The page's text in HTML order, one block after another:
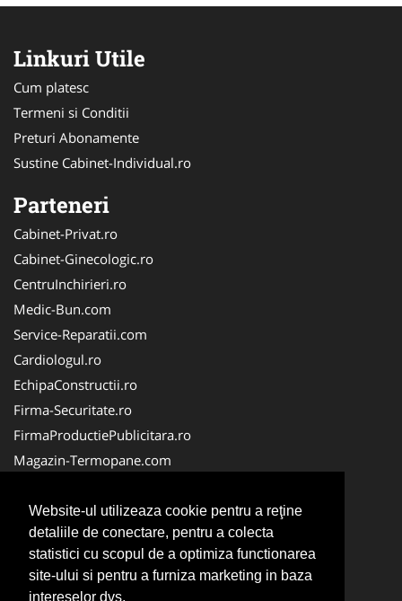
Website-ul utilizeaza cookie pentru a reţine
detaliile de conectare, pentru a colecta
statistici cu scopul de a optimiza functionarea
site-ului si pentru a furniza marketing in baza
intereselor dvs.
Linkuri Utile
Cum platesc
Termeni si Conditii
Preturi Abonamente
Sustine Cabinet-Individual.ro
Parteneri
Cabinet-Privat.ro
Cabinet-Ginecologic.ro
CentruInchirieri.ro
Medic-Bun.com
Service-Reparatii.com
Cardiologul.ro
EchipaConstructii.ro
Firma-Securitate.ro
FirmaProductiePublicitara.ro
Magazin-Termopane.com
CramaVinuri.ro
FirmaTractariAuto.ro
InstalatiiSolare.com
Pescaresc.ro